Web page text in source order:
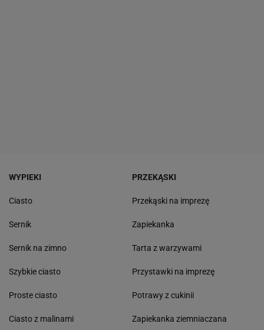
WYPIEKI
Ciasto
Sernik
Sernik na zimno
Szybkie ciasto
Proste ciasto
Ciasto z malinami
PRZEKĄSKI
Przekąski na imprezę
Zapiekanka
Tarta z warzywami
Przystawki na imprezę
Potrawy z cukinii
Zapiekanka ziemniaczana